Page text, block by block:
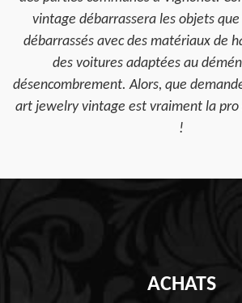
vintage débarrassera les objets
débarrassés avec des matériaux de
des voitures adaptées au
désencombrement. Alors, que
art jewelry vintage est vraiment la pro
!
ACHATS